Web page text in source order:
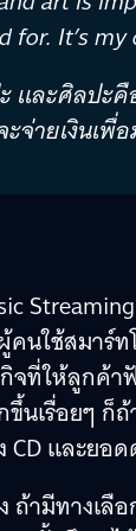
for. It’s
และศิลปะ
จ่ายเงินเพื่
นใช้สมาร์
จที่ให้ลูกค้
ขึ้นเรื่อยๆ
และยอ
ถ้ามีทางเลื